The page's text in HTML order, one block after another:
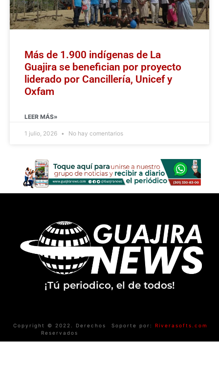
Más de 1.900 indígenas de La
Guajira se benefician por proyecto
liderado por Cancillería, Unicef y
Oxfam
LEER MÁS»
1 julio, 2026 No hay comentarios
¡Tú periodico, el de todos!
Copyright © 2022. Derechos
Reservados
Soporte por: Riverasofts.com